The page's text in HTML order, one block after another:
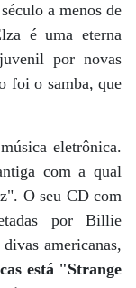
a menos de
é uma eterna
por novas
foi o samba, que
eletrônica.
com a qual
O seu CD com
por Billie
americanas,
está "Strange